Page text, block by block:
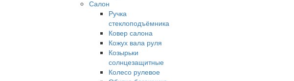
Салон
Ручка
стеклоподъёмника
Ковер салона
Кожух вала руля
Козырьки
солнцезащитные
Колесо рулевое